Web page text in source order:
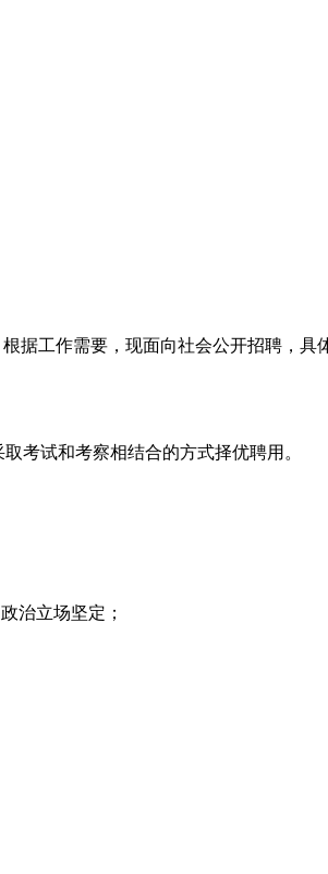
据工作需要，现面向社会公开招聘，具
考试和考察相结合的方式择优聘用。
治立场坚定；